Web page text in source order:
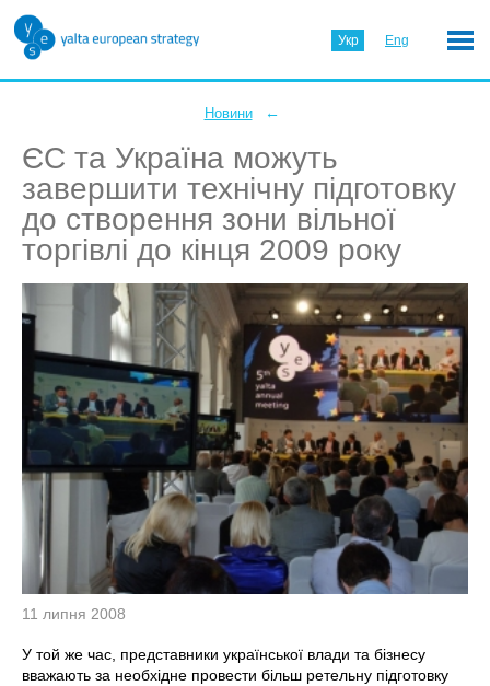
Укр Eng
Новини ←
ЄС та Україна можуть
завершити технічну підготовку
до створення зони вільної
торгівлі до кінця 2009 року
11 липня 2008
У той же час, представники української влади та бізнесу
вважають за необхідне провести більш ретельну підготовку